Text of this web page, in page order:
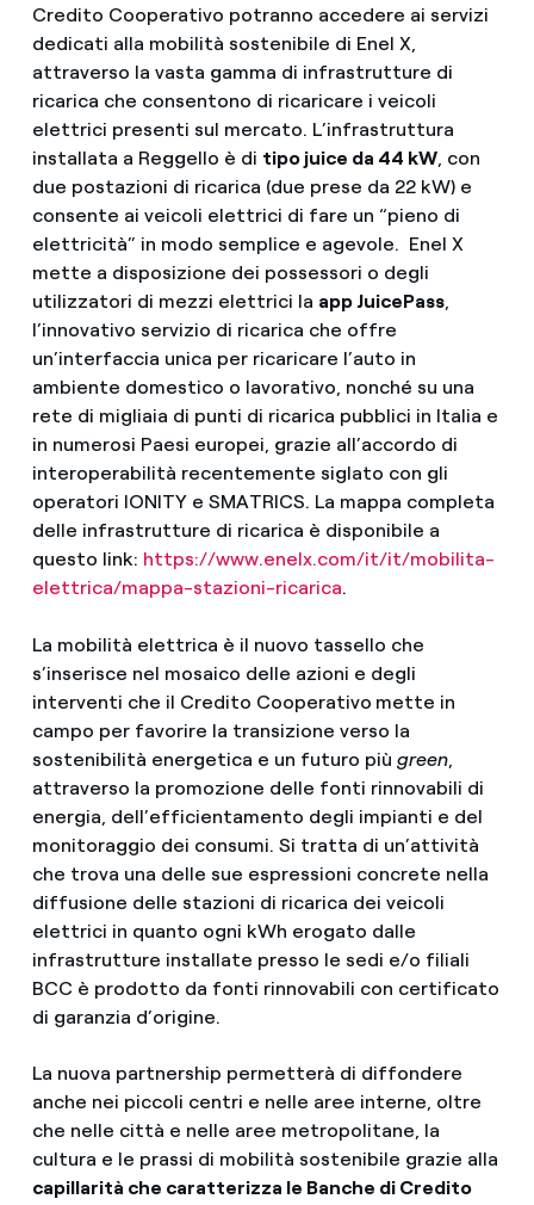
Credito Cooperativo potranno accedere ai servizi
dedicati alla mobilità sostenibile di Enel X,
attraverso la vasta gamma di infrastrutture di
ricarica che consentono di ricaricare i veicoli
elettrici presenti sul mercato. L’infrastruttura
installata a Reggello è di tipo juice da 44 kW, con
due postazioni di ricarica (due prese da 22 kW) e
consente ai veicoli elettrici di fare un “pieno di
elettricità” in modo semplice e agevole. Enel X
mette a disposizione dei possessori o degli
utilizzatori di mezzi elettrici la app JuicePass,
l’innovativo servizio di ricarica che offre
un’interfaccia unica per ricaricare l’auto in
ambiente domestico o lavorativo, nonché su una
rete di migliaia di punti di ricarica pubblici in Italia e
in numerosi Paesi europei, grazie all’accordo di
interoperabilità recentemente siglato con gli
operatori IONITY e SMATRICS. La mappa completa
delle infrastrutture di ricarica è disponibile a
questo link: https://www.enelx.com/it/it/mobilita-
elettrica/mappa-stazioni-ricarica.
La mobilità elettrica è il nuovo tassello che
s’inserisce nel mosaico delle azioni e degli
interventi che il Credito Cooperativo mette in
campo per favorire la transizione verso la
sostenibilità energetica e un futuro più green,
attraverso la promozione delle fonti rinnovabili di
energia, dell’efficientamento degli impianti e del
monitoraggio dei consumi. Si tratta di un’attività
che trova una delle sue espressioni concrete nella
diffusione delle stazioni di ricarica dei veicoli
elettrici in quanto ogni kWh erogato dalle
infrastrutture installate presso le sedi e/o filiali
BCC è prodotto da fonti rinnovabili con certificato
di garanzia d’origine.
La nuova partnership permetterà di diffondere
anche nei piccoli centri e nelle aree interne, oltre
che nelle città e nelle aree metropolitane, la
cultura e le prassi di mobilità sostenibile grazie alla
capillarità che caratterizza le Banche di Credito